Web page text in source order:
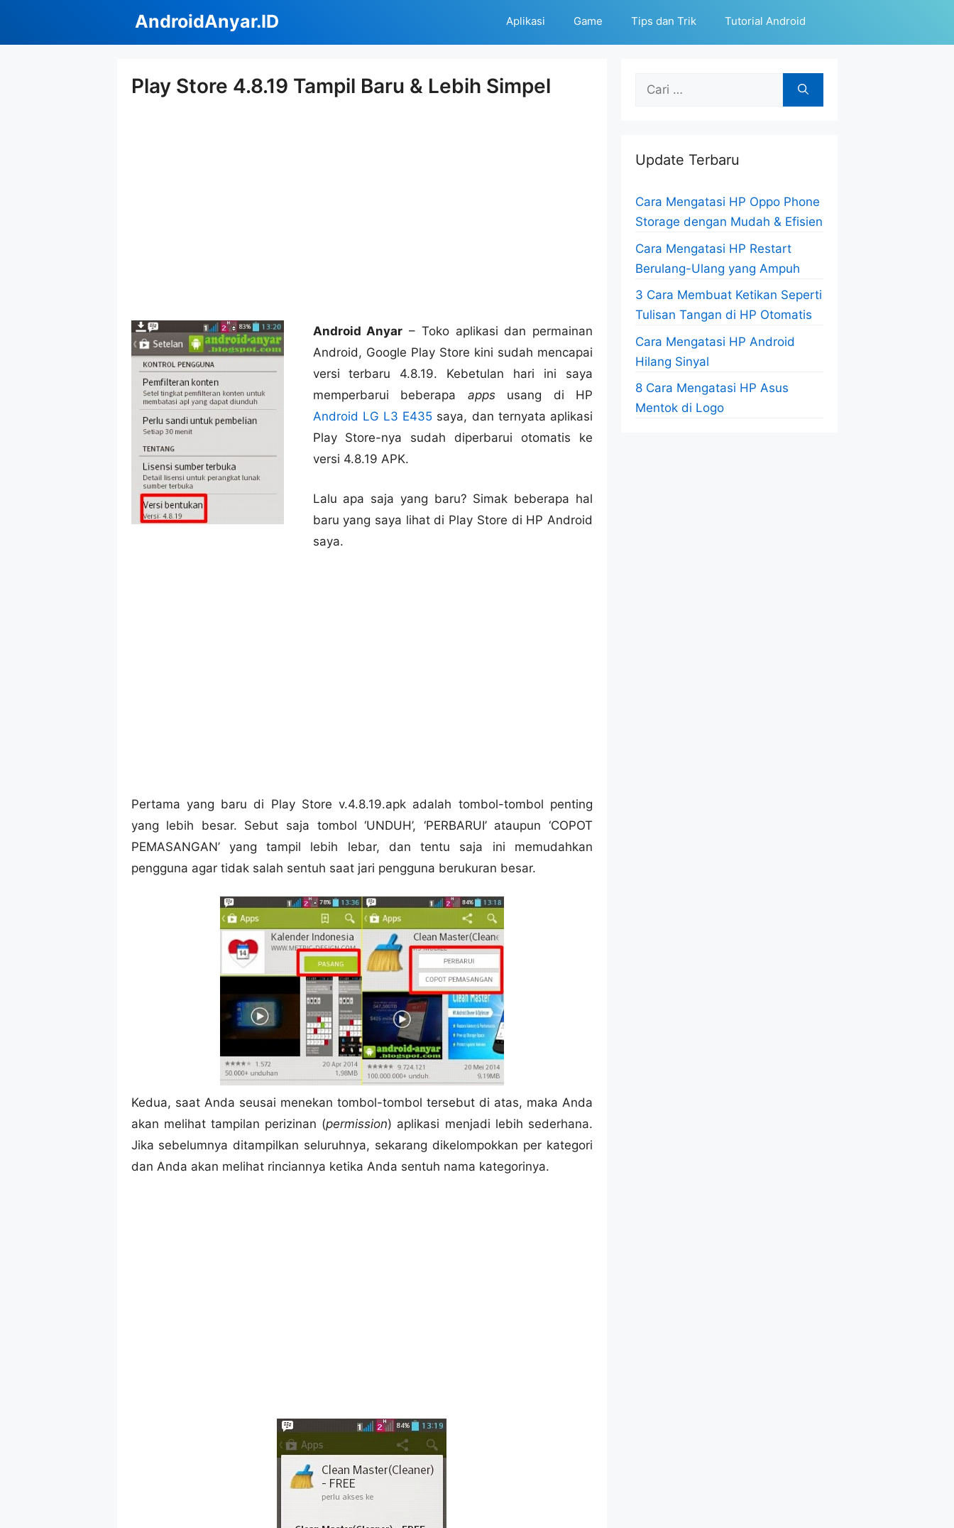
isi
AndroidAnyar.ID Aplikasi Game Tips dan Trik Tutorial Android
Play Store 4.8.19 Tampil Baru & Lebih Simpel
Android Anyar – Toko aplikasi dan permainan
Android, Google Play Store kini sudah mencapai
versi terbaru 4.8.19. Kebetulan hari ini saya
memperbarui beberapa appsusang di HP
Android LG L3 E435 saya, dan ternyata aplikasi
Play Store-nya sudah diperbarui otomatis ke
versi 4.8.19 APK.
Lalu apa saja yang baru? Simak beberapa hal
baru yang saya lihat di Play Store di HP Android
saya.
Pertama yang baru di Play Store v.4.8.19.apk adalah tombol-tombol penting
yang lebih besar. Sebut saja tombol ‘UNDUH’, ‘PERBARUI’ ataupun ‘COPOT
PEMASANGAN’ yang tampil lebih lebar, dan tentu saja ini memudahkan
pengguna agar tidak salah sentuh saat jari pengguna berukuran besar.
Kedua, saat Anda seusai menekan tombol-tombol tersebut di atas, maka Anda
akan melihat tampilan perizinan (permission) aplikasi menjadi lebih sederhana.
Jika sebelumnya ditampilkan seluruhnya, sekarang dikelompokkan per kategori
dan Anda akan melihat rinciannya ketika Anda sentuh nama kategorinya.
Cari
Update Terbaru
Cara Mengatasi HP Oppo Phone
Storage dengan Mudah & Efisien
Cara Mengatasi HP Restart
Berulang-Ulang yang Ampuh
3 Cara Membuat Ketikan Seperti
Tulisan Tangan di HP Otomatis
Cara Mengatasi HP Android
Hilang Sinyal
8 Cara Mengatasi HP Asus
Mentok di Logo